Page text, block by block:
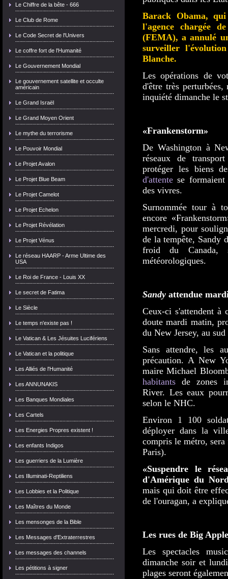
Le Chiffre de la bête - 666
Le Club de Rome
Le Code Secret de l'Univers
Le coffre fort de l'Humanité
Le Gouvernement Mondial
Le gouvernement satellite et occulte
américain
Le Grand Israël
Le Grand Moyen Orient
Le mythe du terrorisme
Le Pouvoir Mondial
Le Projet Avalon
Le Projet Blue Beam
Le Projet Camelot
Le Projet Echelon
Le Projet Révélation
Le Projet Vénus
Le réseau HAARP - Arme Ultime des
USA
Le Roi de France - Louis XX
Le secret de Fatima
Le Siècle
Le temps n'existe pas !
Le Vatican & Les Jésuites Lucifériens
Le Vatican et la politique
Les Alliés de l'Humanité
Les ANNUNAKIS
Les Banques Mondiales
Les Cartels
Les Energies Propres existent !
Les enfants Indigos
Les guerriers de la Lumière
Les Illuminati-Reptiliens
Les Lobbies et la Politique
Les Maîtres du Monde
Les mensonges de la Bible
Les Messages d'Extraterrestres
Les messages des channels
Les pétitions à signer
Barack Obama,
l'agence chargée
(FEMA), a annulé
surveiller
Blanche.
Les opérations de
d'être très
inquiété dimanche le
«Frankenstorm»
De Washington à
réseaux de
protéger les biens
d'attente se formaient
des vivres.
Surnommée tour à
encore
mercredi, pour
de la tempête, Sandy
froid du Canada,
météorologiques.
Sandy attendue
Ceux-ci s'attendent à
doute mardi matin,
du New Jersey, au
Sans attendre, les
précaution. A New
maire Michael
habitants de zones
River. Les eaux
selon le NHC.
Environ 1 100
déployer dans la
compris le métro,
Paris).
«Suspendre le
d'Amérique du
mais qui doit être
de l'ouragan, a
Les rues de Big
Les spectacles
dimanche soir et
plages seront